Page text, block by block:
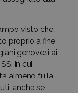
visto che,
proprio a fine
genovesi ai
in cui
almeno fu la
anche se